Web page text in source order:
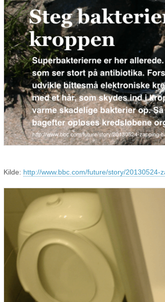
Kilde: http://www.bbc.com/future/story/20130524-